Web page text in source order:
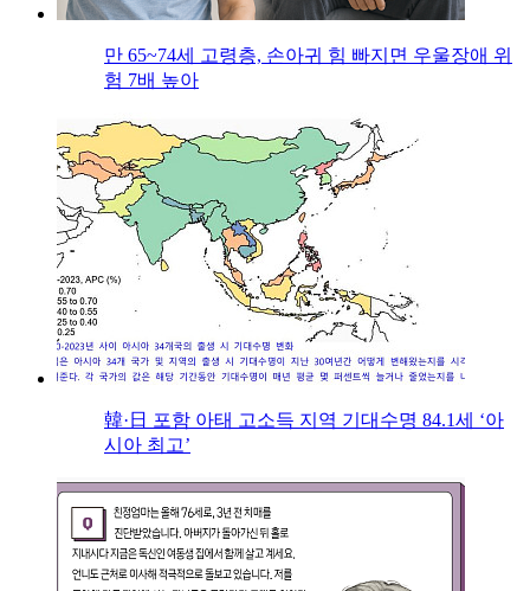
만 65~74세 고령층, 손아귀 힘 빠지면 우울장애 위
험 7배 높아
韓·日 포함 아태 고소득 지역 기대수명 84.1세 ‘아
시아 최고’